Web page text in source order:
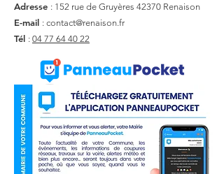
Adresse : 152 rue de Gruyères 42370 Renaison
E-mail : contact@renaison.fr
Tél : 04 77 64 40 22